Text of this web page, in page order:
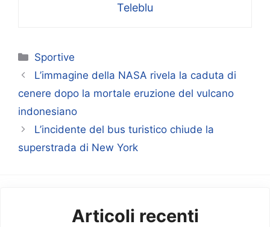
Teleblu
Categorie
Sportive
L’immagine della NASA rivela la caduta di
cenere dopo la mortale eruzione del vulcano
indonesiano
L’incidente del bus turistico chiude la
superstrada di New York
Articoli recenti